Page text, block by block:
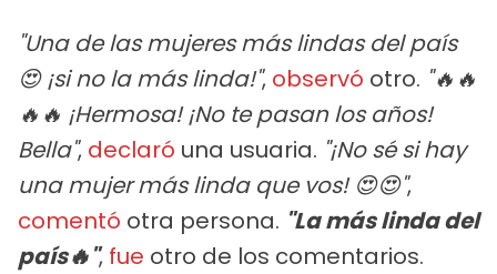
"Una de las mujeres más lindas del país
😍 ¡si no la más linda!", observó otro. "🔥🔥
🔥🔥 ¡Hermosa! ¡No te pasan los años!
Bella", declaró una usuaria. "¡No sé si hay
una mujer más linda que vos! 😍😍",
comentó otra persona. "La más linda del
país🔥", fue otro de los comentarios.